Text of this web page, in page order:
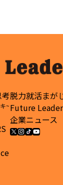
~
脱力就活まが
Future
企業ニュース